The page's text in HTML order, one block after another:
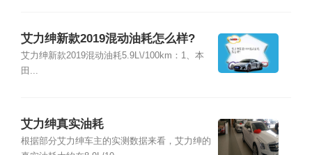
艾力绅新款2019混动油耗怎么样?
艾力绅新款2019混动油耗5.9L\/100km：1、本
田...
艾力绅真实油耗
根据部分艾力绅车主的实测数据来看，艾力绅的